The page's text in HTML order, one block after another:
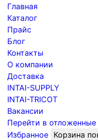
Главная
Каталог
Прайс
Блог
Контакты
О компании
Доставка
INTAI-SUPPLY
INTAI-TRICOT
Вакансии
Перейти в
Избранное Корзина